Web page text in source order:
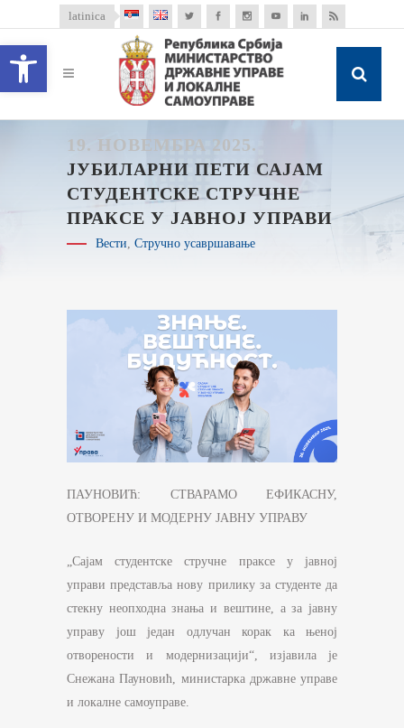
Open toolbar
latinica
19. НОВЕМБРА 2025.
ЈУБИЛАРНИ ПЕТИ САЈАМ
СТУДЕНТСКЕ СТРУЧНЕ
ПРАКСЕ У ЈАВНОЈ УПРАВИ
Вести, Стручно усавршавање
ПАУНОВИЋ: СТВАРАМО ЕФИКАСНУ,
ОТВОРЕНУ И МОДЕРНУ ЈАВНУ УПРАВУ
„Сајам студентске стручне праксе у јавној
управи представља нову прилику за студенте да
стекну неопходна знања и вештине, а за јавну
управу још један одлучан корак ка њеној
отворености и модернизацији“, изјавила је
Снежана Пауновић, министарка државне управе
и локалне самоуправе.